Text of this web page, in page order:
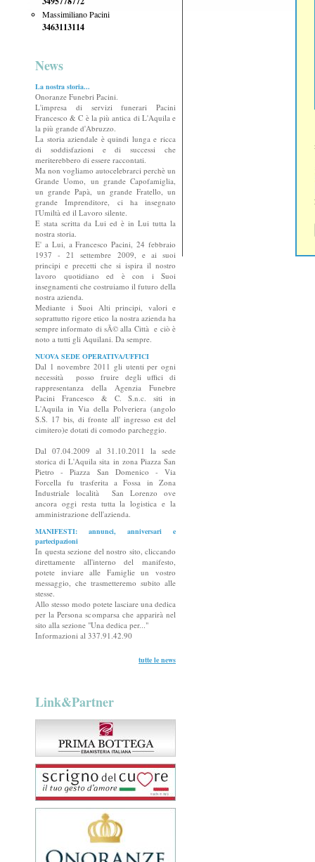
Massimiliano Pacini
3463113114
News
La nostra storia...
Onoranze Funebri Pacini.
L'impresa di servizi funerari Pacini
Francesco & C è la più antica di L'Aquila e
la più grande d'Abruzzo.
La storia aziendale è quindi lunga e ricca
di soddisfazioni e di successi che
meriterebbero di essere raccontati.
Ma non vogliamo autocelebrarci perchè un
Grande Uomo, un grande Capofamiglia,
un grande Papà, un grande Fratello, un
grande Imprenditore, ci ha insegnato
l'Umiltà ed il Lavoro silente.
E stata scritta da Lui ed è in Lui tutta la
nostra storia.
E' a Lui, a Francesco Pacini, 24 febbraio
1937 - 21 settembre 2009, e ai suoi
principi e precetti che si ispira il nostro
lavoro quotidiano ed è con i Suoi
insegnamenti che costruiamo il futuro della
nostra azienda.
Mediante i Suoi Alti principi, valori e
soprattutto rigore etico la nostra azienda ha
sempre informato di sÃ© alla Città e ciò è
noto a tutti gli Aquilani. Da sempre.
NUOVA SEDE OPERATIVA/UFFICI
Dal 1 novembre 2011 gli utenti per ogni
necessità posso fruire degli uffici di
rappresentanza della Agenzia Funebre
Pacini Francesco & C. S.n.c. siti in
L'Aquila in Via della Polveriera (angolo
S.S. 17 bis, di fronte all' ingresso est del
cimitero)e dotati di comodo parcheggio.
Dal 07.04.2009 al 31.10.2011 la sede
storica di L'Aquila sita in zona Piazza San
Pietro - Piazza San Domenico - Via
Forcella fu trasferita a Fossa in Zona
Industriale località San Lorenzo ove
ancora oggi resta tutta la logistica e la
amministrazione dell'azienda.
MANIFESTI: annunci, anniversari e
partecipazioni
In questa sezione del nostro sito, cliccando
direttamente all'interno del manifesto,
potete inviare alle Famiglie un vostro
messaggio, che trasmetteremo subito alle
stesse.
Allo stesso modo potete lasciare una dedica
per la Persona scomparsa che apparirà nel
sito alla sezione "Una dedica per..."
Informazioni al 337.91.42.90
tutte le news
Link&Partner